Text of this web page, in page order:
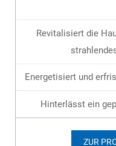
Revitalisiert die
Energetisiert und
Hinterlässt ein
ZUR